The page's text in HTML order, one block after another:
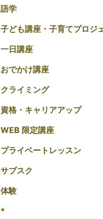
語学
子ども講座・子育てプロジ
一日講座
おでかけ講座
クライミング
資格・キャリアアップ
WEB 限定講座
プライベートレッスン
サブスク
体験
*